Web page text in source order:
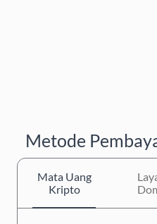
Metode
Mata Uang
Kripto